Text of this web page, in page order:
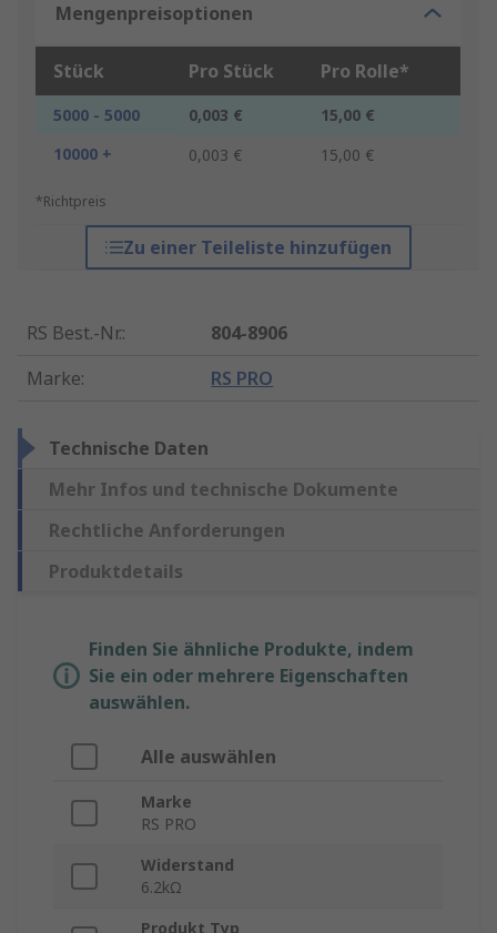
Mengenpreisoptionen
Stück Pro Stück Pro Rolle*
5000 - 5000 0,003 €
15,00 €
10000 +
0,003 € 15,00 €
*Richtpreis
Zu einer Teileliste hinzufügen
RS Best.-Nr.:
804-8906
Marke: RS PRO
Technische Daten
Mehr Infos und technische Dokumente
Rechtliche Anforderungen
Produktdetails
Finden Sie ähnliche Produkte, indem
Sie ein oder mehrere Eigenschaften
auswählen.
Alle auswählen
Marke
RS PRO
Widerstand
6.2kΩ
Produkt Typ